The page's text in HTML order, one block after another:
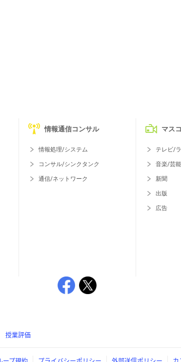
情報通信コンサル
情報処理/システム
コンサル/シンクタンク
通信/ネットワーク
マス
テレビ/
音楽/芸
新聞
出版
広告
授業評価